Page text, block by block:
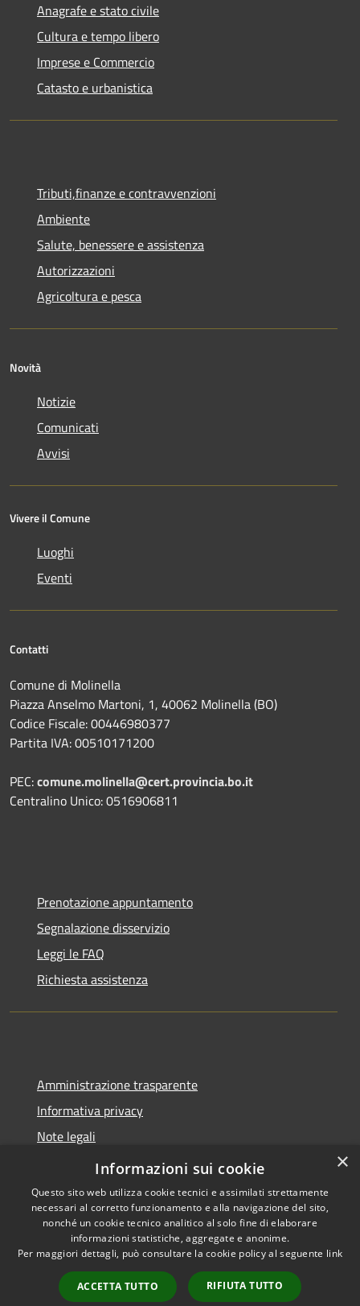
Anagrafe e stato civile
Cultura e tempo libero
Imprese e Commercio
Catasto e urbanistica
Tributi,finanze e contravvenzioni
Ambiente
Salute, benessere e assistenza
Autorizzazioni
Agricoltura e pesca
Novità
Notizie
Comunicati
Avvisi
Vivere il Comune
Luoghi
Eventi
Contatti
Comune di Molinella
Piazza Anselmo Martoni, 1, 40062 Molinella (BO)
Codice Fiscale: 00446980377
Partita IVA: 00510171200
PEC:comune.molinella@cert.provincia.bo.it
Centralino Unico: 0516906811
Prenotazione appuntamento
Segnalazione disservizio
Leggi le FAQ
Richiesta assistenza
Amministrazione trasparente
Informativa privacy
Note legali
Dichiarazione di accessibilità
Accessibilità
Copyright © 2026 • Comune di
Molinella • Powered by
Municipium•
Accesso
×
Informazioni sui cookie
Questo sito web utilizza cookie tecnici e assimilati strettamente
necessari al corretto funzionamento e alla navigazione del sito,
nonché un cookie tecnico analitico al solo fine di elaborare
informazioni statistiche, aggregate e anonime.
Per maggiori dettagli, può consultare la cookie policy al seguente link
ACCETTA TUTTO RIFIUTA TUTTO